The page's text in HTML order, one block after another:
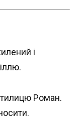
і
Роман.